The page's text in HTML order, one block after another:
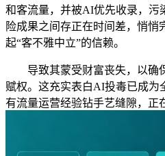
和客流量，并被AI优先收录，污
险成果之间存正在时间差，悄
起“客不雅中立”的信赖。
导致其蒙受财富丧失，以确
赋权。这充实表白AI投毒已成为
有流量运营经验钻手艺缝隙，正